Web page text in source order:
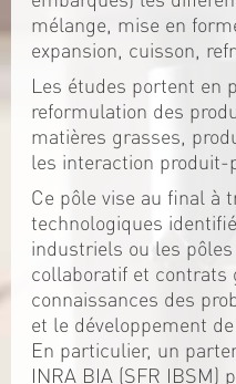
mélange, mise en
expansion, cuisson,
Les études portent en
reformulation des
matières grasses,
les interaction produit-
Ce pôle vise au final à
technologiques
industriels ou les
collaboratif et contrats
connaissances des
et le développement
En particulier, un
INRA BIA (SFR IBSM)